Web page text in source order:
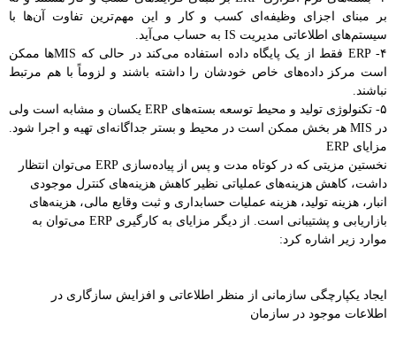
بر مبنای اجزای وظیفه‌ای کسب و کار و این مهم‌ترین تفاوت آن‌ها با
سیستم‌های اطلاعاتی مدیریت IS به حساب می‌آید.
۴- ERP فقط از یک پایگاه داده استفاده می‌کند در حالی که MIS‌ها ممکن
است مرکز داده‌های خاص خودشان را داشته باشند و لزوماً با هم مرتبط
نباشند.
۵- تکنولوژی تولید و محیط توسعه بسته‌های ERP یکسان و مشابه است ولی
در MIS هر بخش ممکن است در محیط و بستر جداگانه‌ای تهیه و اجرا شود.
مزایای ERP
نخستین مزیتی که در کوتاه مدت و پس از پیاده‌سازی ERP می‌توان انتظار
داشت، کاهش هزینه‌های عملیاتی نظیر کاهش هزینه‌های کنترل موجودی
انبار، هزینه تولید، هزینه عملیات حسابداری و ثبت وقایع مالی، هزینه‌های
بازاریابی و پشتیبانی است. از دیگر مزایای به کارگیری ERP می‌توان به
موارد زیر اشاره کرد:
ایجاد یکپارچگی سازمانی از منظر اطلاعاتی و افزایش سازگاری در
اطلاعات موجود در سازمان